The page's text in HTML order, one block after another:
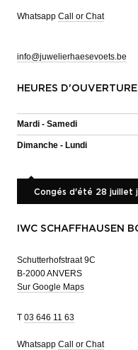
Whatsapp Call or Chat
info@juwelierhaesevoets.be
HEURES D'OUVERTURE
Mardi - Samedi
Dimanche - Lundi
Congés d'été 28 juillet
IWC SCHAFFHAUSEN
Schutterhofstraat 9C
B-2000 ANVERS
Sur Google Maps
T 03 646 11 63
Whatsapp Call or Chat